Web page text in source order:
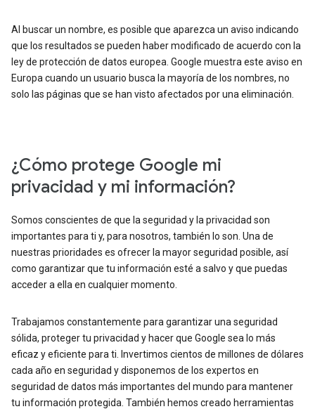
Al buscar un nombre, es posible que aparezca un aviso indicando
que los resultados se pueden haber modificado de acuerdo con la
ley de protección de datos europea. Google muestra este aviso en
Europa cuando un usuario busca la mayoría de los nombres, no
solo las páginas que se han visto afectados por una eliminación.
¿Cómo protege Google mi
privacidad y mi información?
Somos conscientes de que la seguridad y la privacidad son
importantes para ti y, para nosotros, también lo son. Una de
nuestras prioridades es ofrecer la mayor seguridad posible, así
como garantizar que tu información esté a salvo y que puedas
acceder a ella en cualquier momento.
Trabajamos constantemente para garantizar una seguridad
sólida, proteger tu privacidad y hacer que Google sea lo más
eficaz y eficiente para ti. Invertimos cientos de millones de dólares
cada año en seguridad y disponemos de los expertos en
seguridad de datos más importantes del mundo para mantener
tu información protegida. También hemos creado herramientas